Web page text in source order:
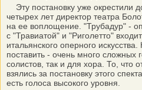
Эту постановку уже окрестили
четырех лет директор театра
на ее воплощение. "Трубадур" -
с "Травиатой" и "Риголетто"
итальянского оперного
поставить - очень много сложных
солистов, так и для хора. То, что
взялись за постановку этого
есть голоса высокого уровня.